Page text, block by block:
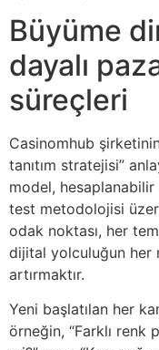
Büyüme
dayalı
süreçleri
Casinomhub
tanıtım stratejisi”
model,
test metodolojisi
odak noktası, her
dijital yolculuğun her
artırmaktır.
Yeni başlatılan her
örneğin, “Farklı renk